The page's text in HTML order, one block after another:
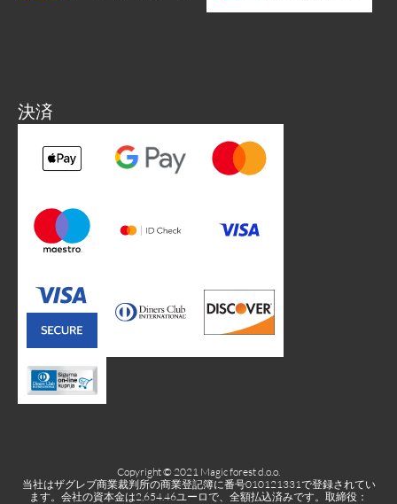
決済
Copyright © 2021 Magic forest d.o.o.
当社はザグレブ商業裁判所の商業登記簿に番号010121331で登録されてい
ます。会社の資本金は2,654.46ユーロで、全額払込済みです。取締役：